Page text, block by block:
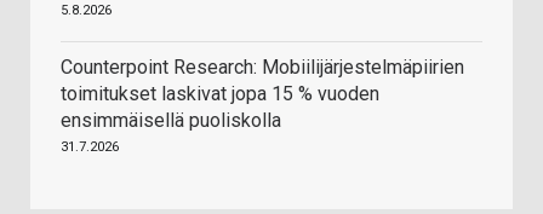
5.8.2026
Counterpoint Research: Mobiilijärjestelmäpiirien
toimitukset laskivat jopa 15 % vuoden
ensimmäisellä puoliskolla
31.7.2026